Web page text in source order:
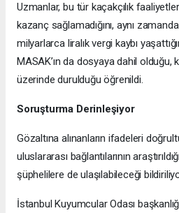
Uzmanlar, bu tür kaçakçılık
kazanç sağlamadığını, aynı
milyarlarca liralık vergi kaybı
MASAK’ın da dosyaya dahil
üzerinde durulduğu öğrenildi.
Soruşturma Derinleşiyor
Gözaltına alınanların ifadeleri
uluslararası bağlantılarının
şüphelilere de ulaşılabileceği
İstanbul Kuyumcular Odası